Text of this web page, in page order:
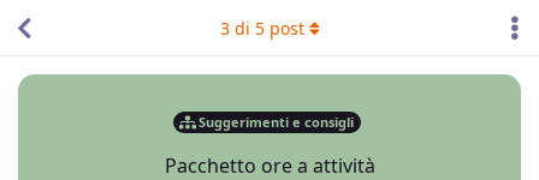
Suggerimenti e consigli
Pacchetto ore a attività
3di 5post